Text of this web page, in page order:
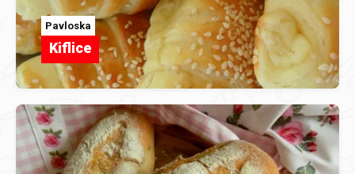
Pavloska
Kiflice